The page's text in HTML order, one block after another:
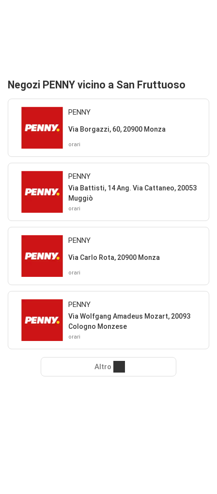
Negozi PENNY vicino a San Fruttuoso
PENNY
Via Borgazzi, 60, 20900 Monza
orari
PENNY
Via Battisti, 14 Ang. Via Cattaneo, 20053
Muggiò
orari
PENNY
Via Carlo Rota, 20900 Monza
orari
PENNY
Via Wolfgang Amadeus Mozart, 20093
Cologno Monzese
orari
Altro